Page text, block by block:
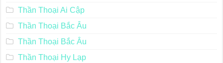
Thần Thoại Ai Cập
Thần Thoại Bắc Âu
Thần Thoại Bắc Âu
Thần Thoại Hy Lạp